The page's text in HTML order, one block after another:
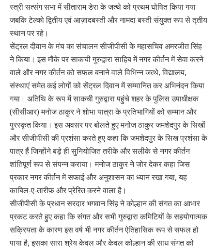
स्त्री सत्संग सभा में सीताराम डेरा के जत्थे को प्रथम घोषित किया गया
जबकि टेल्को द्वितीय एवं आज़ादबस्ती और नामदा बस्ती संयुक्त रूप से तृतीय
स्थान पर रहे।
सेंट्रल दीवान के मंच का संचालन सीजीपीसी के महासचिव अमरजीत सिंह
ने किया। इस मौके पर साकची गुरुद्वारा साहिब में नगर कीर्तन में सेवा करने
वाले और नगर कीर्तन को सफल बनाने वाले विभिन्न जत्थे, विद्यालय,
संस्थाएं समेत कई लोगों को सेंट्रल दिवान में सम्मानित कर अभिनंदन किया
गया। अतिथि के रूप में साकची गुरुद्वारा पहुंचे शहर के पुलिस उपाधीक्षक
(सीसीआर) मनोज ठाकुर ने शोभा यात्रा के प्रतिभागियों को सम्मान और
पुरस्कृत किया। इस अवसर पर बोलते हुए मनोज ठाकुर जमशेदपुर के सिखों
और सीजीपीसी की प्रशंसा करते हुए कहा कि जमशेदपुर के सिख प्रशंसा के
पात्र हैं जिन्होंने बड़े ही सुनियोजित तरीके और सलीके से नगर कीर्तन
शांतिपूर्ण रूप से संपन्न कराया। मनोज ठाकुर ने जोर देकर कहा जिस
प्रकार नगर कीर्तन में सफाई और अनुशासन का ध्यान रखा गया, यह
काबिल-ए-तारीफ़ और प्रेरित करने वाला है।
सीजीपीसी के प्रधान सरदार भगवान सिंह ने कोल्हान की संगत का आभार
प्रकट करते हुए कहा कि संगत और सभी गुरुद्वारा कमिटियों के सहयोगात्मक
सक्रियता के कारण इस वर्ष भी नगर कीर्तन ऐतिहासिक रूप से सफल हो
पाया है, इसका सारा श्रेय केवल और केवल कोल्हान की साध संगत को